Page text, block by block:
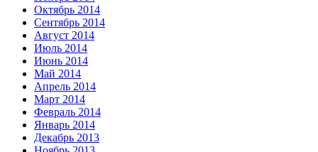
Октябрь 2014
Сентябрь 2014
Август 2014
Июль 2014
Июнь 2014
Май 2014
Апрель 2014
Март 2014
Февраль 2014
Январь 2014
Декабрь 2013